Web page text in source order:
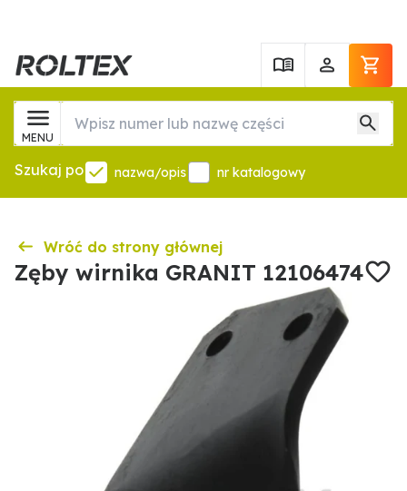
MENU
Szukaj po nazwa/opis nr katalogowy
Wróć do strony głównej
Zęby wirnika GRANIT 12106474